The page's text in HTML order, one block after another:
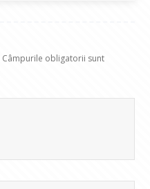
Câmpurile obligatorii sunt